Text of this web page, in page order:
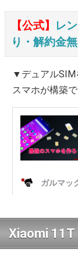
【公式】 レ
り・解約金無
▼デュアルSIM
スマホが構築
Xiaomi